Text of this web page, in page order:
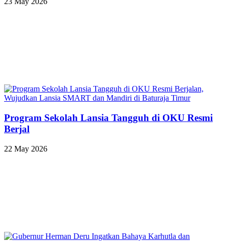
Program Sekolah Lansia Tangguh di OKU Resmi
Berjal
22 May 2026